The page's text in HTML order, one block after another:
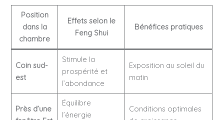
Position
dans la
chambre
Effets selon le
Feng Shui
Bénéfices pratiques
Coin sud-
est
Stimule la
prospérité et
l’abondance
Exposition au soleil du
matin
Près d’une
Équilibre
l’énergie
Conditions optimales